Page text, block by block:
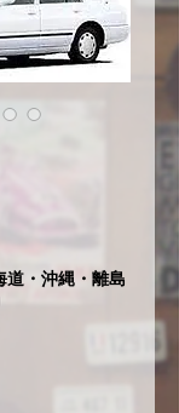
道・沖縄・離島